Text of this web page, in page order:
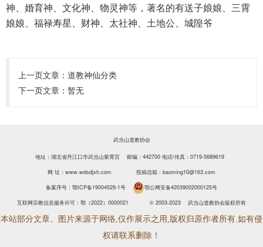
神、婚育神、文化神、物灵神等，著名的有送子娘娘、三霄
娘娘、福禄寿星、财神、太社神、土地公、城隍爷
上一页文章： 道教神仙分类
下一页文章：暂无
武当山道教协会
地址：湖北省丹江口市武当山紫霄宫 邮编：442700 电话/传真：0719-5689619
网 址：www.wdsdjxh.com 投稿信箱：baoming10@163.com
备案序号： 鄂ICP备19004529-1号
鄂公网安备42039002000125号
互联网宗教信息服务许可：鄂（2022）0000021
© 2003-2023 武当山道教协会版权所有
本站部分文章、图片来源于网络,仅作展示之用,版权归原作者所有.如有侵
权请联系删除！